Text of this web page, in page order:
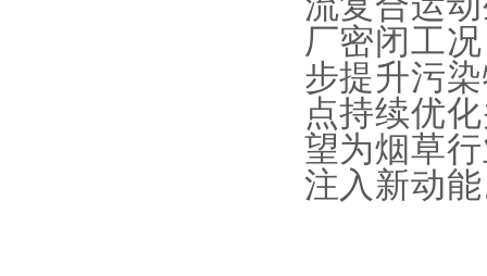
厂密闭工
步提升污
点持续优
望为烟草
注入新动